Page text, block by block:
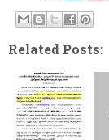
Related Posts: